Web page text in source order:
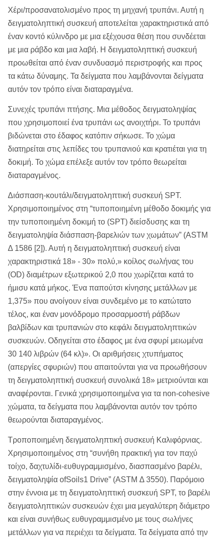
Χέρι/προσανατολισμένο προς τη μηχανή τρυπάνι. Αυτή η
δειγματοληπτική συσκευή αποτελείται χαρακτηριστικά από
έναν κοντό κύλινδρο με μια εξέχουσα θέση που συνδέεται
με μια ράβδο και μια λαβή. Η δειγματοληπτική συσκευή
προωθείται από έναν συνδυασμό περιστροφής και προς
τα κάτω δύναμης. Τα δείγματα που λαμβάνονται δείγματα
αυτόν τον τρόπο είναι διαταραγμένα.
Συνεχές τρυπάνι πτήσης. Μια μέθοδος δειγματοληψίας
που χρησιμοποιεί ένα τρυπάνι ως ανοιχτήρι. Το τρυπάνι
βιδώνεται στο έδαφος κατόπιν σήκωσε. Το χώμα
διατηρείται στις λεπίδες του τρυπανιού και κρατιέται για τη
δοκιμή. Το χώμα επέλεξε αυτόν τον τρόπο θεωρείται
διαταραγμένος.
Διάσπαση-κουτάλι/δειγματοληπτική συσκευή SPT.
Χρησιμοποιημένος στη “τυποποιημένη μέθοδο δοκιμής για
την τυποποιημένη δοκιμή το (SPT) διείσδυσης και τη
δειγματοληψία διάσπαση-βαρελιών των χωμάτων” (ASTM
Δ 1586 [2]). Αυτή η δειγματοληπτική συσκευή είναι
χαρακτηριστικά 18» - 30» πολύ,» κοίλος σωλήνας του
(OD) διαμέτρων εξωτερικού 2,0 που χωρίζεται κατά το
ήμισυ κατά μήκος. Ένα παπούτσι κίνησης μετάλλων με
1,375» που ανοίγουν είναι συνδεμένο με το κατώτατο
τέλος, και έναν μονόδρομο προσαρμοστή ράβδων
βαλβίδων και τρυπανιών στο κεφάλι δειγματοληπτικών
συσκευών. Οδηγείται στο έδαφος με ένα σφυρί μειωμένα
30 140 λιβρών (64 κλ)». Οι αριθμήσεις χτυπήματος
(απεργίες σφυριών) που απαιτούνται για να προωθήσουν
τη δειγματοληπτική συσκευή συνολικά 18» μετριούνται και
αναφέρονται. Γενικά χρησιμοποιημένα για τα non-cohesive
χώματα, τα δείγματα που λαμβάνονται αυτόν τον τρόπο
θεωρούνται διαταραγμένος.
Τροποποιημένη δειγματοληπτική συσκευή Καλιφόρνιας.
Χρησιμοποιημένος στη “συνήθη πρακτική για τον παχύ
τοίχο, δαχτυλίδι-ευθυγραμμισμένο, διασπασμένο βαρέλι,
δειγματοληψία ofSoils1 Drive” (ASTM Δ 3550). Παρόμοιο
στην έννοια με τη δειγματοληπτική συσκευή SPT, το βαρέλι
δειγματοληπτικών συσκευών έχει μια μεγαλύτερη διάμετρο
και είναι συνήθως ευθυγραμμισμένο με τους σωλήνες
μετάλλων για να περιέχει τα δείγματα. Τα δείγματα από την